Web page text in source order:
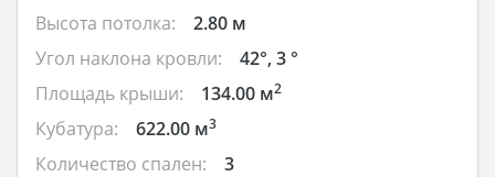
Высота потолка:
2.80 м
Угол наклона кровли:
42°, 3 °
Площадь крыши:
134.00 м2
Кубатура: 622.00 м3
Количество спален:
3